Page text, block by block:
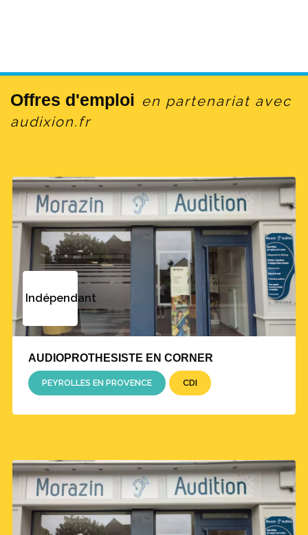
Offres d'emploi en partenariat avec
audixion.fr
Indépendant
AUDIOPROTHESISTE EN CORNER
PEYROLLES EN PROVENCE CDI